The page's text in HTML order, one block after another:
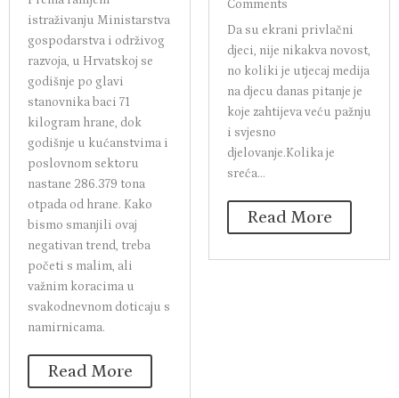
byTina King| Oct 14,
2024 |Multitasking
Kitchen, Preporučeni
sadržaj|0 Comments
Prema ranijem
istraživanju Ministarstva
gospodarstva i održivog
razvoja, u Hrvatskoj se
godišnje po glavi
stanovnika baci 71
kilogram hrane, dok
godišnje u kućanstvima i
poslovnom sektoru
nastane 286.379 tona
otpada od hrane. Kako
bismo smanjili ovaj
negativan trend, treba
?
by redakcija |Oct 14,
2024|
Motherhood,Preporučen
i sadržaj,Psihologija|0
Comments
Da su ekrani privlačni
djeci, nije nikakva novost,
no koliki je utjecaj medija
na djecu danas pitanje je
i svjesno